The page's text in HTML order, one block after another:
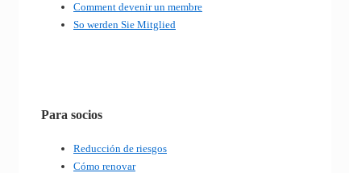
Comment devenir un membre
So werden Sie Mitglied
Para socios
Reducción de riesgos
Cómo renovar